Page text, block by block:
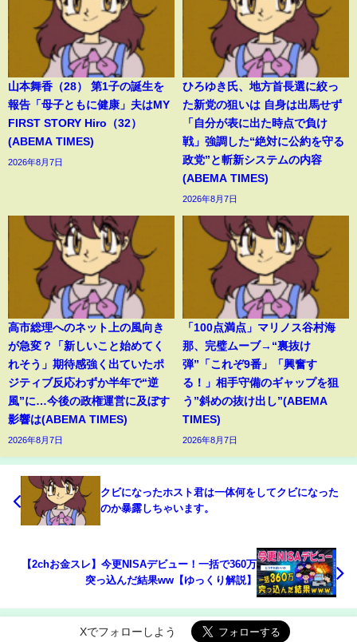
山本舞香（28） 第1子の誕生を
報告「母子ともに健康」夫はMY
FIRST STORY Hiro（32）
(ABEMA TIMES)
2026年8月7日
ひろゆき氏、地方首長選に絞っ
た新党の狙いは 自身は出馬せず
「自分が表に出た時点で負け
戦」強調した“絶対に公約を守る
政党”と斬新システムの内容
(ABEMA TIMES)
2026年8月7日
高市総理へのネット上の風向き
が急変？「新しいこと始めてく
れそう」期待感強く出ていたポ
ジティブ反応わずか半年で“逆
風”に…今後の政権運営に及ぼす
影響は(ABEMA TIMES)
2026年8月7日
「100点満点」マリノス谷村海
那、完璧ムーブ→“裏抜け
弾”「これぞ9番」「興奮す
る！」相手守備のギャップを狙
う”斜めの抜け出し”(ABEMA
TIMES)
2026年8月7日
クビになったホスト君は一体何をしてクビになった
のか暴露しちゃいます。
【2chお金スレ】今更NISAデビュー！一括で360万
突っ込んだ結果ww【ゆっくり解説】
Xでフォローしよう